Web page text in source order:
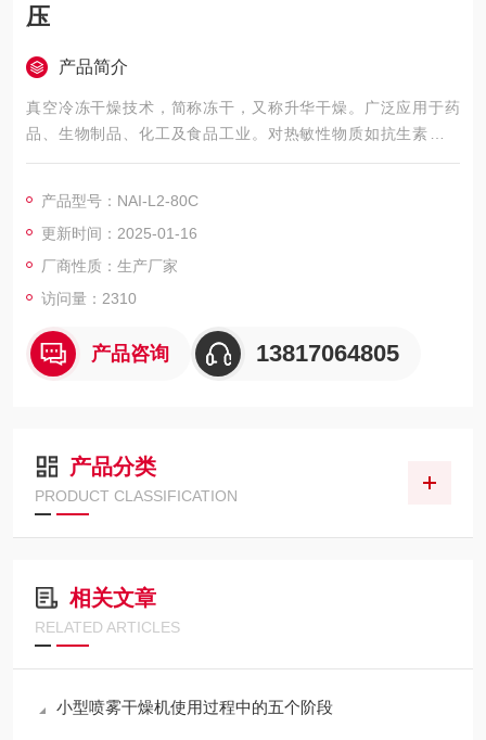
压
产品简介
真空冷冻干燥技术，简称冻干，又称升华干燥。广泛应用于药
品、生物制品、化工及食品工业。对热敏性物质如抗生素、疫
苗、血液制品、酶激素及其他生物组织，冻干技术非常适用。立
产品型号：NAI-L2-80C
更新时间：2025-01-16
厂商性质：生产厂家
访问量：2310
产品咨询 13817064805
产品分类
PRODUCT CLASSIFICATION
相关文章
RELATED ARTICLES
小型喷雾干燥机使用过程中的五个阶段